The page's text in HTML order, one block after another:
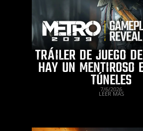
TRÁILER DE JUEGO
HAY UN MENTIROSO
TÚNELES
7/6/2026
LEER MÁS